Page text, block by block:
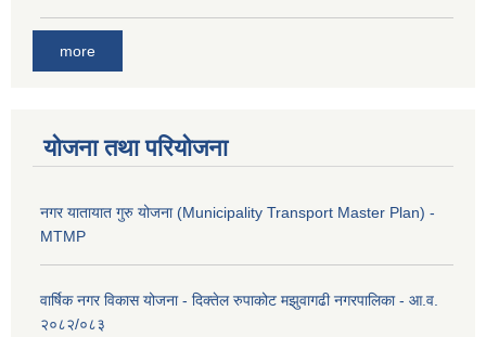
more
योजना तथा परियोजना
नगर यातायात गुरु योजना (Municipality Transport Master Plan) -
MTMP
वार्षिक नगर विकास योजना - दिक्तेल रुपाकोट मझुवागढी नगरपालिका - आ.व.
२०८२/०८३